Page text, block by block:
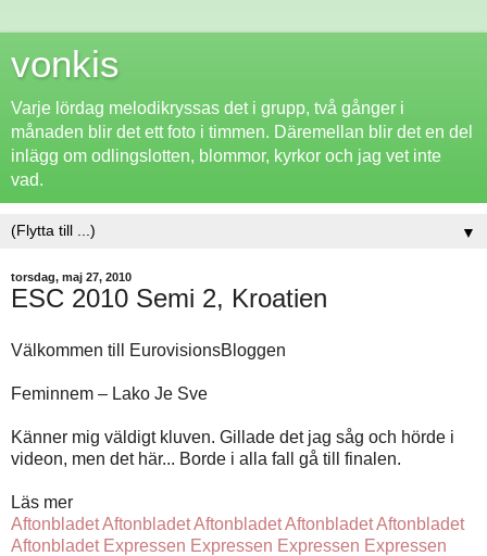
vonkis
Varje lördag melodikryssas det i grupp, två gånger i
månaden blir det ett foto i timmen. Däremellan blir det en del
inlägg om odlingslotten, blommor, kyrkor och jag vet inte
vad.
▼
torsdag, maj 27, 2010
ESC 2010 Semi 2, Kroatien
Välkommen till EurovisionsBloggen
Feminnem – Lako Je Sve
Känner mig väldigt kluven. Gillade det jag såg och hörde i
videon, men det här... Borde i alla fall gå till finalen.
Läs mer
AftonbladetAftonbladetAftonbladetAftonbladetAftonbladet
Aftonbladet Expressen Expressen Expressen Expressen